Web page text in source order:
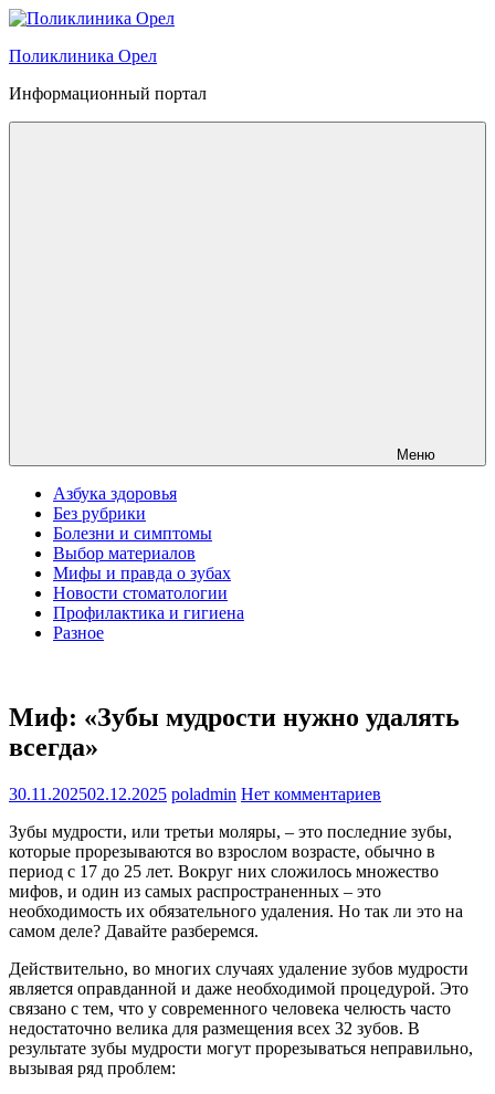
Перейти
содержимому
Поликлиника Орел
Информационный портал
Меню
Азбука здоровья
Без рубрики
Болезни и симптомы
Выбор материалов
Мифы и правда о зубах
Новости стоматологии
Профилактика и гигиена
Разное
Миф: «Зубы мудрости нужно удалять
всегда»
30.11.202502.12.2025 poladmin Нет комментариев
Зубы мудрости, или третьи моляры, – это последние зубы,
которые прорезываются во взрослом возрасте, обычно в
период с 17 до 25 лет. Вокруг них сложилось множество
мифов, и один из самых распространенных – это
необходимость их обязательного удаления. Но так ли это на
самом деле? Давайте разберемся.
Действительно, во многих случаях удаление зубов мудрости
является оправданной и даже необходимой процедурой. Это
связано с тем, что у современного человека челюсть часто
недостаточно велика для размещения всех 32 зубов. В
результате зубы мудрости могут прорезываться неправильно,
вызывая ряд проблем: